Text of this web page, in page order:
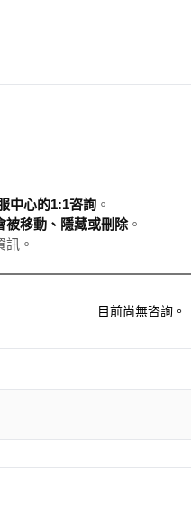
中心的1:1咨詢 。
被移動、隱藏或刪除。
。
目前尚無咨詢。